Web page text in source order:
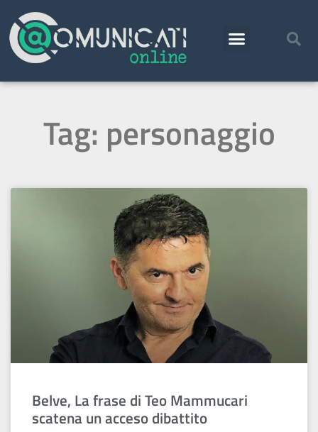
Tag: personaggio
Belve, La frase di Teo Mammucari
scatena un acceso dibattito